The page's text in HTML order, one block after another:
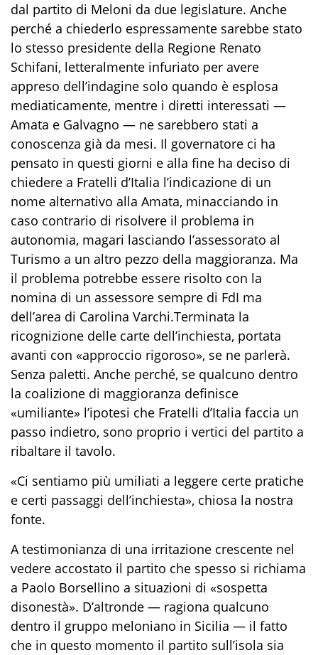
dal partito di Meloni da due legislature. Anche
perché a chiederlo espressamente sarebbe stato
lo stesso presidente della Regione Renato
Schifani, letteralmente infuriato per avere
appreso dell’indagine solo quando è esplosa
mediaticamente, mentre i diretti interessati —
Amata e Galvagno — ne sarebbero stati a
conoscenza già da mesi. Il governatore ci ha
pensato in questi giorni e alla fine ha deciso di
chiedere a Fratelli d’Italia l’indicazione di un
nome alternativo alla Amata, minacciando in
caso contrario di risolvere il problema in
autonomia, magari lasciando l’assessorato al
Turismo a un altro pezzo della maggioranza. Ma
il problema potrebbe essere risolto con la
nomina di un assessore sempre di FdI ma
dell’area di Carolina Varchi.Terminata la
ricognizione delle carte dell’inchiesta, portata
avanti con «approccio rigoroso», se ne parlerà.
Senza paletti. Anche perché, se qualcuno dentro
la coalizione di maggioranza definisce
«umiliante» l’ipotesi che Fratelli d’Italia faccia un
passo indietro, sono proprio i vertici del partito a
ribaltare il tavolo.
«Ci sentiamo più umiliati a leggere certe pratiche
e certi passaggi dell’inchiesta», chiosa la nostra
fonte.
A testimonianza di una irritazione crescente nel
vedere accostato il partito che spesso si richiama
a Paolo Borsellino a situazioni di «sospetta
disonestà». D’altronde — ragiona qualcuno
dentro il gruppo meloniano in Sicilia — il fatto
che in questo momento il partito sull’isola sia